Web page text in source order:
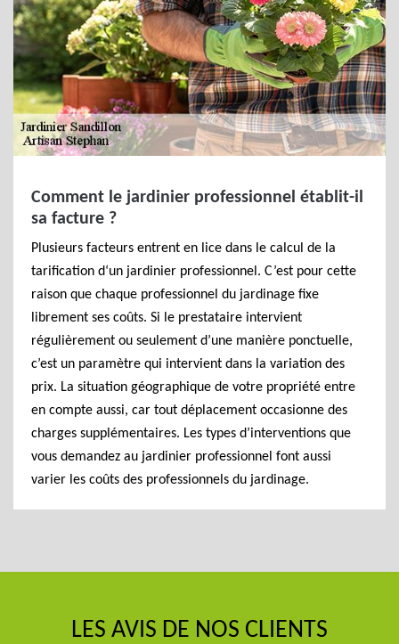
Comment le jardinier professionnel établit-il
sa facture ?
Plusieurs facteurs entrent en lice dans le calcul de la
tarification d‘un jardinier professionnel. C’est pour cette
raison que chaque professionnel du jardinage fixe
librement ses coûts. Si le prestataire intervient
régulièrement ou seulement d’une manière ponctuelle,
c’est un paramètre qui intervient dans la variation des
prix. La situation géographique de votre propriété entre
en compte aussi, car tout déplacement occasionne des
charges supplémentaires. Les types d’interventions que
vous demandez au jardinier professionnel font aussi
varier les coûts des professionnels du jardinage.
LES AVIS DE NOS CLIENTS